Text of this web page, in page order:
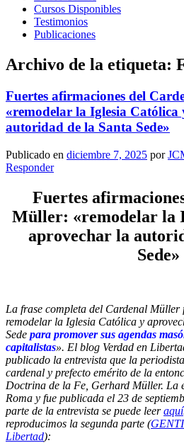
Cursos Disponibles
Testimonios
Publicaciones
Archivo de la etiqueta:
Fuertes afirmaciones del
«remodelar la Iglesia
autoridad de la Santa Sede»
Publicado en diciembre 7, 2025 por
Responder
Fuertes
Müller: «remodelar la
aprovechar la
Sede»
La frase completa del Cardenal Müller
remodelar la Iglesia Católica y
Sede para promover sus agendas
capitalistas». El blog Verdad en
publicado la entrevista que la
cardenal y prefecto emérito de la
Doctrina de la Fe, Gerhard Müller. La
Roma y fue publicada el 23 de
parte de la entrevista se puede leeraquí
reproducimos la segunda parte (
Libertad):